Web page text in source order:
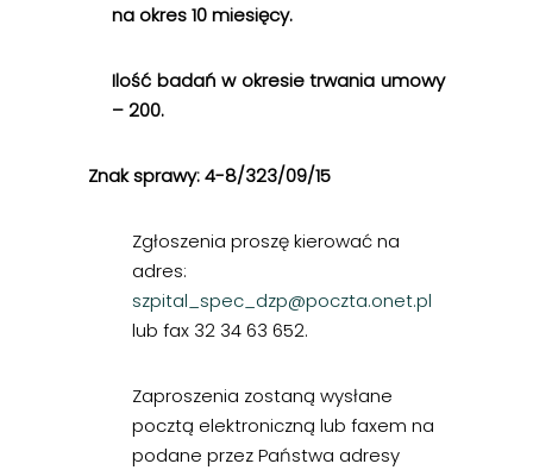
na okres 10 miesięcy.
Ilość badań w okresie trwania umowy
– 200.
Znak sprawy: 4-8/323/09/15
Zgłoszenia proszę kierować na
adres:
szpital_spec_dzp@poczta.onet.pl
lub fax 32 34 63 652.
Zaproszenia zostaną wysłane
pocztą elektroniczną lub faxem na
podane przez Państwa adresy